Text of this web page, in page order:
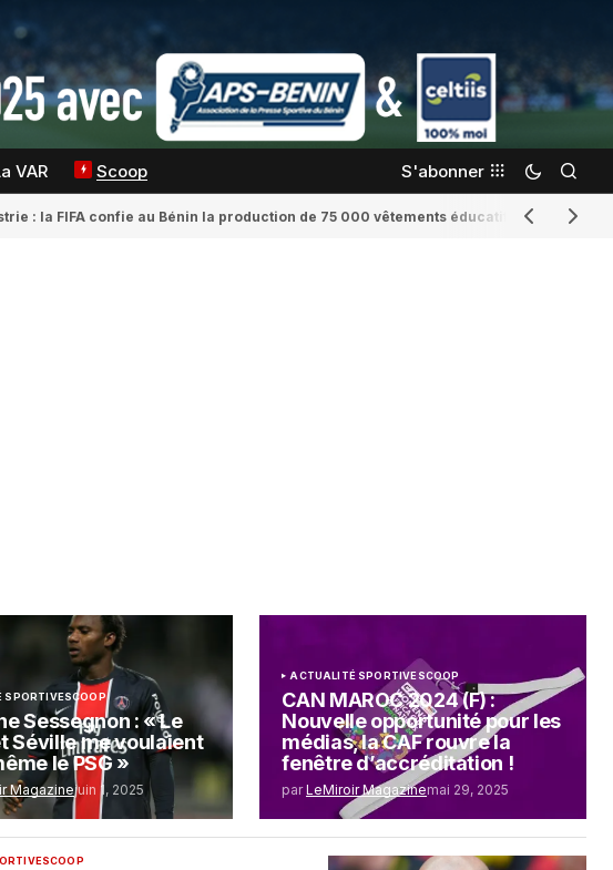
VAR Scoop S'abonner
: la FIFA confie au Bénin la production de 75 000 vêtements éducatifs Romaine
SPORTIVESCOOP
Sessegnon : « Le
Séville me voulaient
le PSG »
Magazinejuin 1, 2025
ACTUALITÉ SPORTIVE SCOOP
CAN MAROC 2024 (F) :
Nouvelle opportunité pour les
médias, la CAF rouvre la
fenêtre d’accréditation !
par LeMiroir Magazinemai 29, 2025
SCOOP